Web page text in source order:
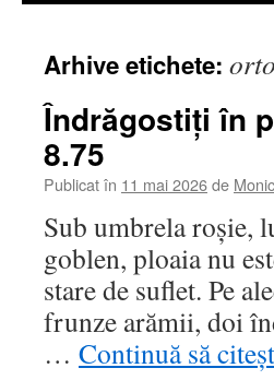
Arhive etichete:
Îndrăgostiți în
8.75
Publicat în 11 mai 2026de
Sub umbrela roșie,
goblen, ploaia nu
stare de suflet. Pe
frunze arămii, doi
… Continuă să